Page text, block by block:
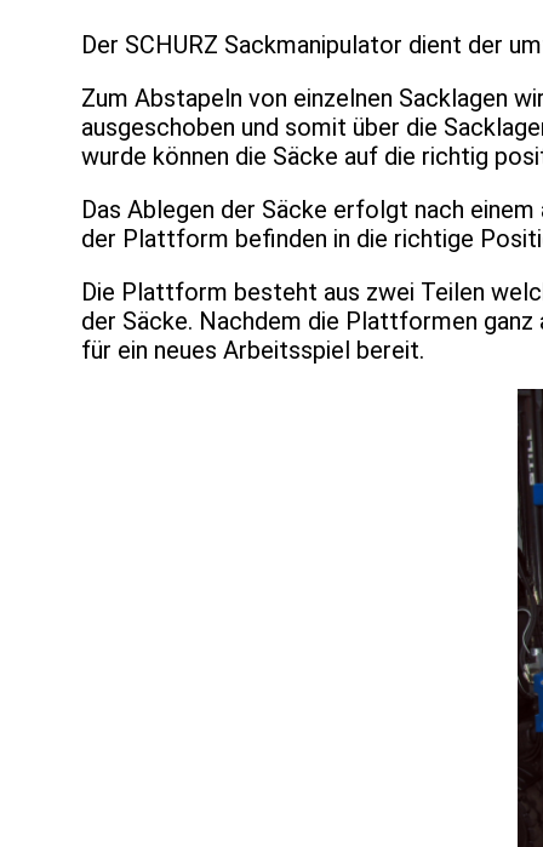
Der SCHURZ Sackmanipulator dient der
Zum Abstapeln von einzelnen Sacklagen
ausgeschoben und somit über die
wurde können die Säcke auf die richtig
Das Ablegen der Säcke erfolgt nach
der Plattform befinden in die richtige
Die Plattform besteht aus zwei Teilen
der Säcke. Nachdem die Plattformen ganz
für ein neues Arbeitsspiel bereit.